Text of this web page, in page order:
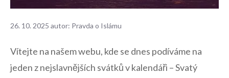
26. 10. 2025 autor: Pravda o Islámu
Vítejte na našem webu, kde se dnes podíváme na
jeden z nejslavnějších svátků v⁢ kalendáři – Svatý